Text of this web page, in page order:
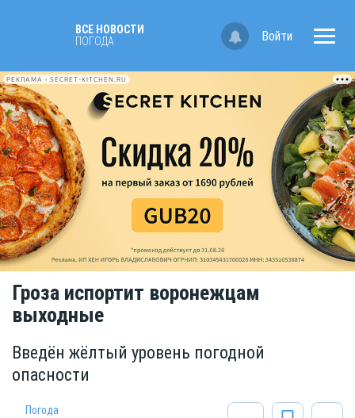
ВСЕ НОВОСТИ
ПОГОДА
Войти
РЕКЛАМА • SECRET-KITCHEN.RU
Гроза испортит воронежцам
выходные
Введён жёлтый уровень погодной
опасности
Погода